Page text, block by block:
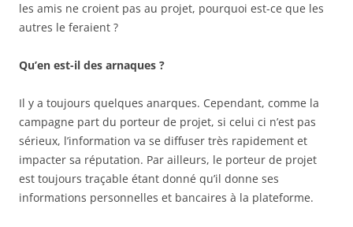
les amis ne croient pas au projet, pourquoi est-ce que les
autres le feraient ?
Qu’en est-il des arnaques ?
Il y a toujours quelques anarques. Cependant, comme la
campagne part du porteur de projet, si celui ci n’est pas
sérieux, l’information va se diffuser très rapidement et
impacter sa réputation. Par ailleurs, le porteur de projet
est toujours traçable étant donné qu’il donne ses
informations personnelles et bancaires à la plateforme.